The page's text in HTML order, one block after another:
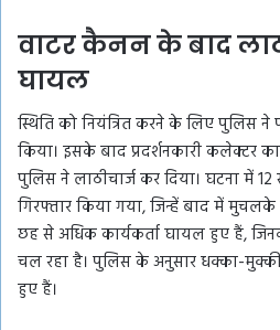
वाटर कैनन के बाद
घायल
स्थिति को नियंत्रित करने के लिए पुलिस
किया। इसके बाद प्रदर्शनकारी कलेक्टर
पुलिस ने लाठीचार्ज कर दिया। घटना में
गिरफ्तार किया गया, जिन्हें बाद में मुचलके
छह से अधिक कार्यकर्ता घायल हुए हैं,
चल रहा है। पुलिस के अनुसार धक्का-
हुए हैं।